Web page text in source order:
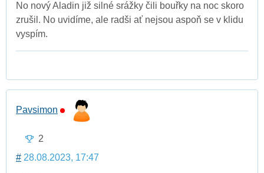
No nový Aladin již silné srážky čili bouřky na noc skoro
zrušil. No uvidíme, ale radši ať nejsou aspoň se v klidu
vyspím.
Pavsimon
2
# 28.08.2023, 17:47